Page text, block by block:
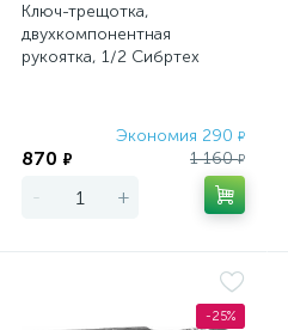
Ключ-трещотка,
двухкомпонентная
рукоятка, 1/2 Сибртех
Экономия 290 ₽
870 ₽ 1 160₽
- +
-25%